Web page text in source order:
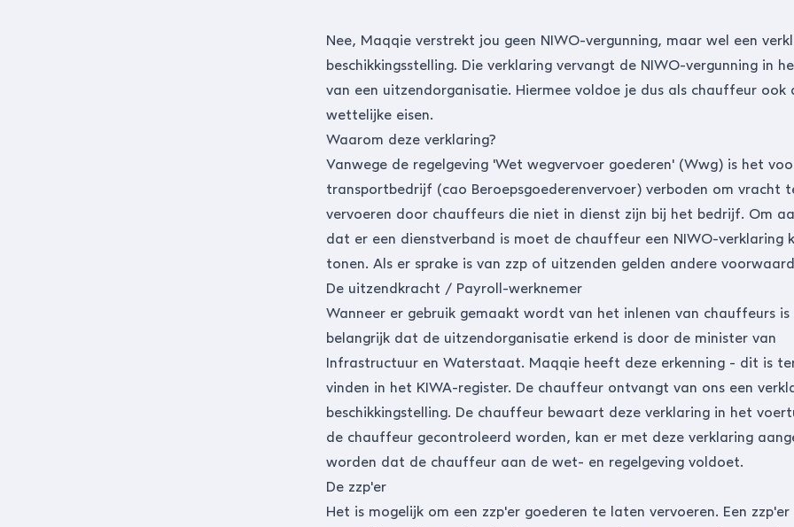
Nee, Maqqie verstrekt jou geen NIWO-vergunning, maar wel een
beschikkingsstelling. Die verklaring vervangt de NIWO-vergunning in
van een uitzendorganisatie. Hiermee voldoe je dus als chauffeur ook
wettelijke eisen.
Waarom deze verklaring?
Vanwege de regelgeving 'Wet wegvervoer goederen' (Wwg) is het
transportbedrijf (cao Beroepsgoederenvervoer) verboden om vracht
vervoeren door chauffeurs die niet in dienst zijn bij het bedrijf. Om
dat er een dienstverband is moet de chauffeur een NIWO-verklaring
tonen. Als er sprake is van zzp of uitzenden gelden andere
De uitzendkracht / Payroll-werknemer
Wanneer er gebruik gemaakt wordt van het inlenen van chauffeurs is
belangrijk dat de uitzendorganisatie erkend is door de minister van
Infrastructuur en Waterstaat. Maqqie heeft deze erkenning - dit is
vinden in het KIWA-register. De chauffeur ontvangt van ons een
beschikkingstelling. De chauffeur bewaart deze verklaring in het
de chauffeur gecontroleerd worden, kan er met deze verklaring
worden dat de chauffeur aan de wet- en regelgeving voldoet.
De zzp'er
Het is mogelijk om een zzp'er goederen te laten vervoeren. Een